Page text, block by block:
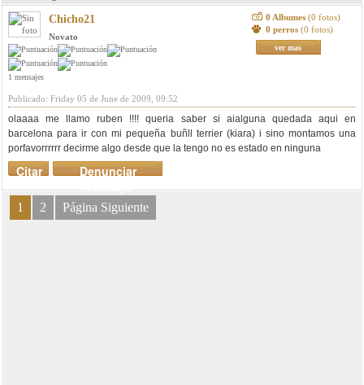
Chicho21
Novato
1 mensajes
0 Albumes (0 fotos)
0 perros (0 fotos)
ver mas
Publicado: Friday 05 de June de 2009, 09:52
olaaaa me llamo ruben !!!! queria saber si aialguna quedada aqui en
barcelona para ir con mi pequeña buñll terrier (kiara) i sino montamos una
porfavorrrrrr decirme algo desde que la tengo no es estado en ninguna
Denunciar
mensaje
Citar
1 2 Página Siguiente